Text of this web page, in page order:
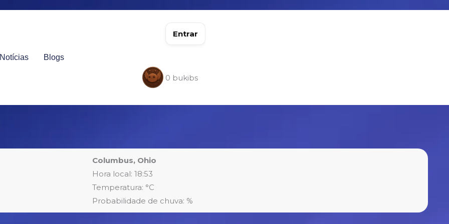
Notícias Blogs
Entrar
0 bukibs
Columbus, Ohio
Hora local: 18:53
Temperatura: °C
Probabilidade de chuva: %